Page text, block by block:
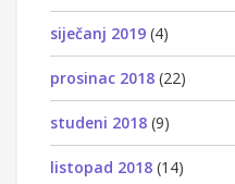
siječanj 2019 (4)
prosinac 2018 (22)
studeni 2018 (9)
listopad 2018 (14)